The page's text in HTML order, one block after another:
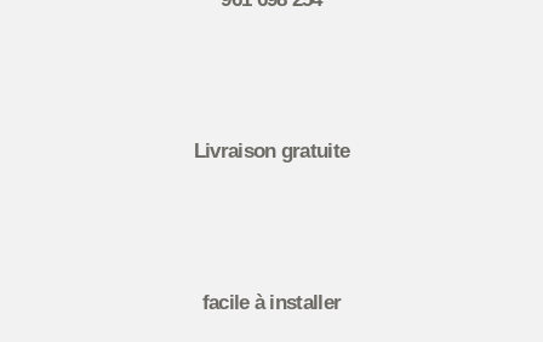
Livraison gratuite
facile à installer